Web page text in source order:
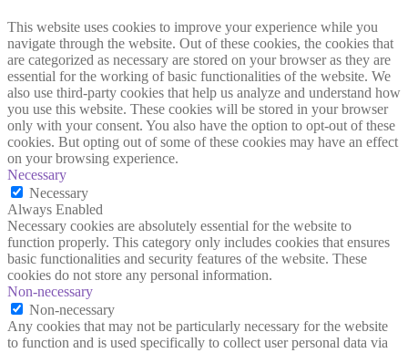
This website uses cookies to improve your experience while you
navigate through the website. Out of these cookies, the cookies that
are categorized as necessary are stored on your browser as they are
essential for the working of basic functionalities of the website. We
also use third-party cookies that help us analyze and understand how
you use this website. These cookies will be stored in your browser
only with your consent. You also have the option to opt-out of these
cookies. But opting out of some of these cookies may have an effect
on your browsing experience.
Necessary
Necessary
Always Enabled
Necessary cookies are absolutely essential for the website to
function properly. This category only includes cookies that ensures
basic functionalities and security features of the website. These
cookies do not store any personal information.
Non-necessary
Non-necessary
Any cookies that may not be particularly necessary for the website
to function and is used specifically to collect user personal data via